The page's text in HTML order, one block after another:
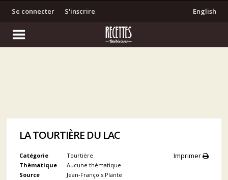
S'inscrire
Se connecter English
LA TOURTIÈRE DU LAC
Imprimer
Catégorie
Tourtière
Thèmatique
Aucune thèmatique
Source
Jean-François Plante